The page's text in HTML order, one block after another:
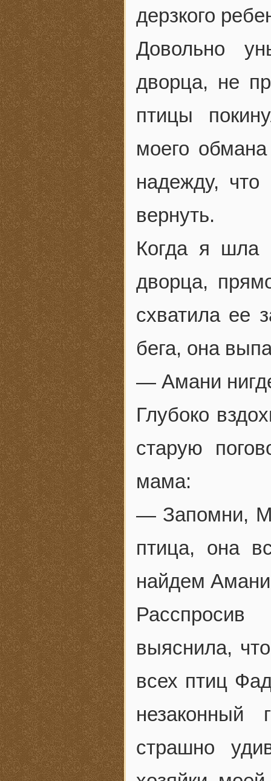
дерзкого
Довольно
дворца, не
птицы
моего
надежду,
вернуть.
Когда я шла
дворца,
схватила ее
бега, она
— Амани
Глубоко
старую
мама:
— Запомни,
птица, она
найдем
выяснила,
всех птиц
страшно